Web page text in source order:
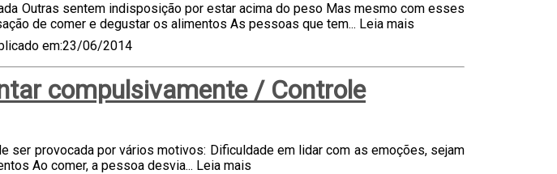
Outras sentem indisposição por estar acima do peso Mas mesmo com esses
de comer e degustar os alimentos As pessoas que tem... Leia mais
em:23/06/2014
compulsivamente / Controle
provocada por vários motivos: Dificuldade em lidar com as emoções, sejam
Ao comer, a pessoa desvia... Leia mais